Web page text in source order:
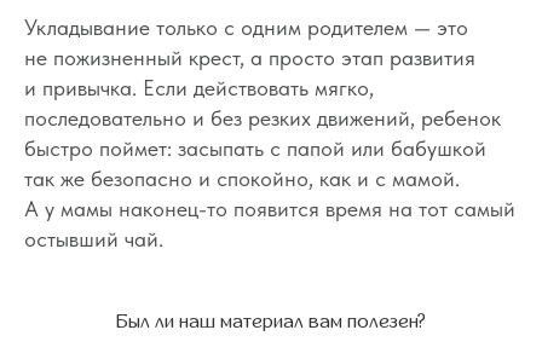
Укладывание только с одним родителем — это
не пожизненный крест, а просто этап развития
и привычка. Если действовать мягко,
последовательно и без резких движений, ребенок
быстро поймет: засыпать с папой или бабушкой
так же безопасно и спокойно, как и с мамой.
А у мамы наконец-то появится время на тот самый
остывший чай.
Был ли наш материал вам полезен?
не являются медицинскими, не могут отменить или
заменить назначений врача и применимы к детям,
признанным наблюдающими их врачами
здоровыми.
Портал o-sne.online не несёт ответственности
за неверное толкование, ошибочное или
некорректное использование советов и/или
материалов, представленных на сайте или данных
в процессе консультаций. Если состояние здоровья
вашего ребёнка вызывает у вас беспокойство,
наблюдаются проблемы сна, являющиеся
симптомом какого-либо заболевания,
© 2015—2026 О СНЕ. ОНЛАЙН —
информационный портал о детском